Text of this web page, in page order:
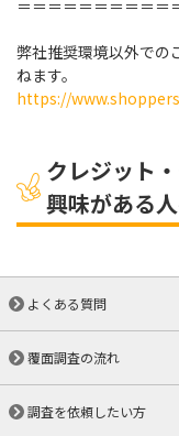
＝＝＝＝＝＝＝＝＝＝
弊社推奨環境以外での
ねます。
https://
クレジット
興味がある
よくある質問
覆面調査の流れ
調査を依頼したい方